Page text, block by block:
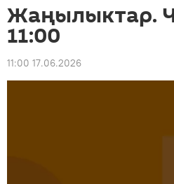
Жаңылыктар.
11:00
11:00 17.06.2026